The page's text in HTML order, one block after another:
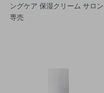
ングケア 保湿クリーム サロン
専売